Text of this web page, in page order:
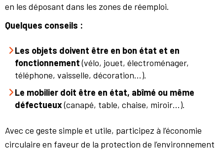
en les déposant dans les zones de réemploi.
Quelques conseils :
Les objets doivent être en bon état et en
fonctionnement(vélo, jouet, électroménager,
téléphone, vaisselle, décoration…).
Le mobilier doit être en état, abîmé ou même
défectueux(canapé, table, chaise, miroir…).
Avec ce geste simple et utile, participez à l’économie
circulaire en faveur de la protection de l’environnement